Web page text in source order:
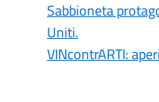
Sabbioneta
Uniti.
VINcontrARTI: